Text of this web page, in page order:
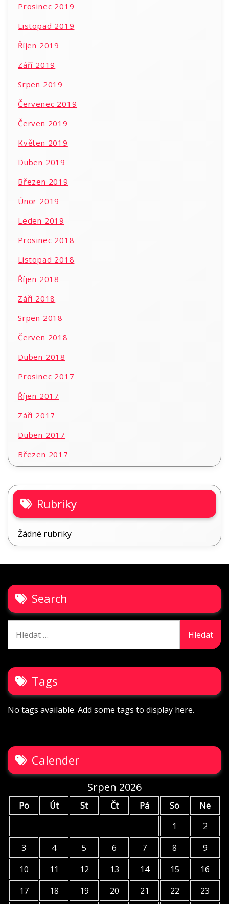
Prosinec 2019
Listopad 2019
Říjen 2019
Září 2019
Srpen 2019
Červenec 2019
Červen 2019
Květen 2019
Duben 2019
Březen 2019
Únor 2019
Leden 2019
Prosinec 2018
Listopad 2018
Říjen 2018
Září 2018
Srpen 2018
Červen 2018
Duben 2018
Prosinec 2017
Říjen 2017
Září 2017
Duben 2017
Březen 2017
Rubriky
Žádné rubriky
Search
Tags
No tags available. Add some tags to display here.
Calender
Srpen 2026
Po Út St Čt Pá So
Ne
1
2
3
4 5 6 7 8
9
10
11 12 13 14 15
16
17
18 19 20 21 22 23